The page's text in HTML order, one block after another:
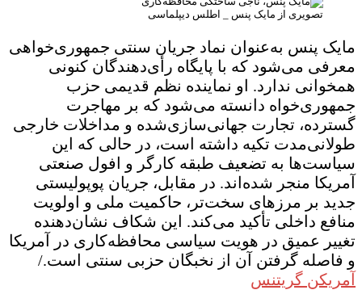
تصویری از مایک پنس _ اطلس دیپلماسی
مایک پنس به‌عنوان نماد جریان سنتی جمهوری‌خواهی
معرفی می‌شود که با پایگاه رأی‌دهندگان کنونی
همخوانی ندارد. او نماینده نظم قدیمی حزب
جمهوری‌خواه دانسته می‌شود که بر مهاجرت
گسترده، تجارت جهانی‌سازی‌شده و مداخلات خارجی
طولانی‌مدت تکیه داشته است، در حالی که این
سیاست‌ها به تضعیف طبقه کارگر و افول صنعتی
آمریکا منجر شده‌اند. در مقابل، جریان پوپولیستی
جدید بر مرزهای سخت‌تر، حاکمیت ملی و اولویت
منافع داخلی تأکید می‌کند. این شکاف نشان‌دهنده
تغییر عمیق در هویت سیاسی محافظه‌کاری در آمریکا
و فاصله گرفتن آن از نخبگان حزبی سنتی است./
آمریکن گریتنس